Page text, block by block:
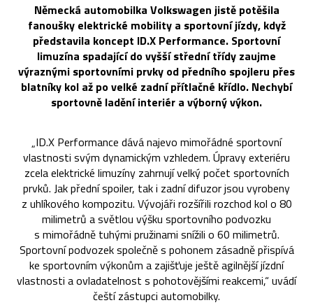
Německá automobilka Volkswagen jistě potěšila
fanoušky elektrické mobility a sportovní jízdy, když
představila koncept ID.X Performance. Sportovní
limuzína spadající do vyšší střední třídy zaujme
výraznými sportovními prvky od předního spojleru přes
blatníky kol až po velké zadní přítlačné křídlo. Nechybí
sportovně ladění interiér a výborný výkon.
„ID.X Performance dává najevo mimořádné sportovní
vlastnosti svým dynamickým vzhledem. Úpravy exteriéru
zcela elektrické limuzíny zahrnují velký počet sportovních
prvků. Jak přední spoiler, tak i zadní difuzor jsou vyrobeny
z uhlíkového kompozitu. Vývojáři rozšířili rozchod kol o 80
milimetrů a světlou výšku sportovního podvozku
s mimořádně tuhými pružinami snížili o 60 milimetrů.
Sportovní podvozek společně s pohonem zásadně přispívá
ke sportovním výkonům a zajišťuje ještě agilnější jízdní
vlastnosti a ovladatelnost s pohotovějšími reakcemi,“ uvádí
čeští zástupci automobilky.